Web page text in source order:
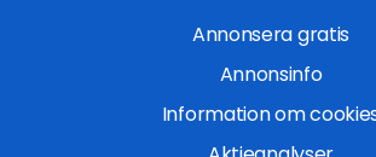
Annonsera gratis
Annonsinfo
Information om